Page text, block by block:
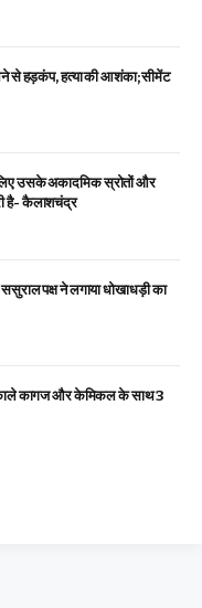
से हड़कंप, हत्या की आशंका; सीमेंट
उसके अकादमिक स्रोतों और
है- कैलाशचंद्र
ससुराल पक्ष ने लगाया धोखाधड़ी का
काले कागज और केमिकल के साथ 3